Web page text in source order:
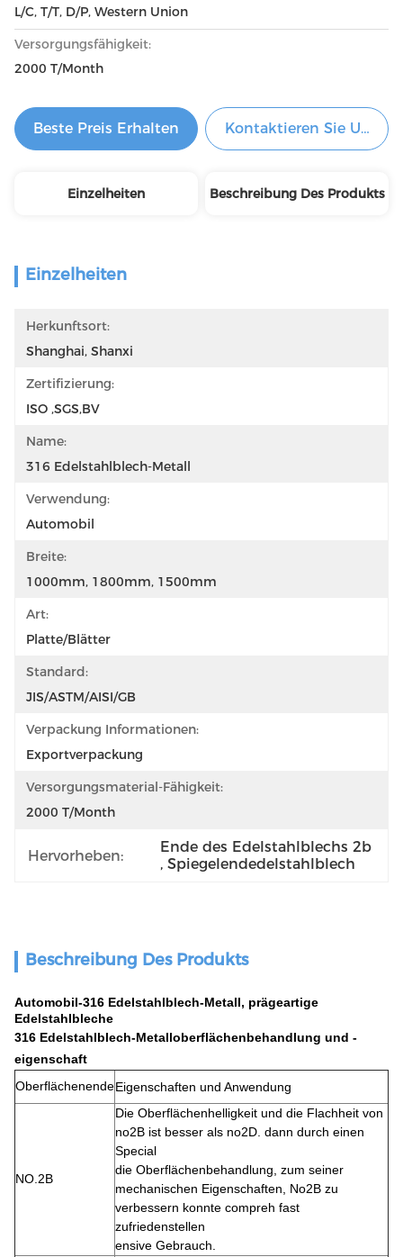
L/C, T/T, D/P, Western Union
Versorgungsfähigkeit:
2000 T/Month
Beste Preis Erhalten Kontaktieren Sie Uns
Einzelheiten Beschreibung Des Produkts
Einzelheiten
Herkunftsort:
Shanghai, Shanxi
Zertifizierung:
ISO ,SGS,BV
Name:
316 Edelstahlblech-Metall
Verwendung:
Automobil
Breite:
1000mm, 1800mm, 1500mm
Art:
Platte/Blätter
Standard:
JIS/ASTM/AISI/GB
Verpackung Informationen:
Exportverpackung
Versorgungsmaterial-Fähigkeit:
2000 T/Month
Hervorheben:
Ende des Edelstahlblechs 2b
, Spiegelendedelstahlblech
Beschreibung Des Produkts
Automobil-316 Edelstahlblech-Metall, prägeartige
Edelstahlbleche
316 Edelstahlblech-Metalloberflächenbehandlung und -
eigenschaft
OberflächenendeEigenschaften und Anwendung
NO.2B
Die Oberflächenhelligkeit und die Flachheit von
no2B ist besser als no2D. dann durch einen
Special
die Oberflächenbehandlung, zum seiner
mechanischen Eigenschaften, No2B zu
verbessern konnte compreh fast
zufriedenstellen
ensive Gebrauch.